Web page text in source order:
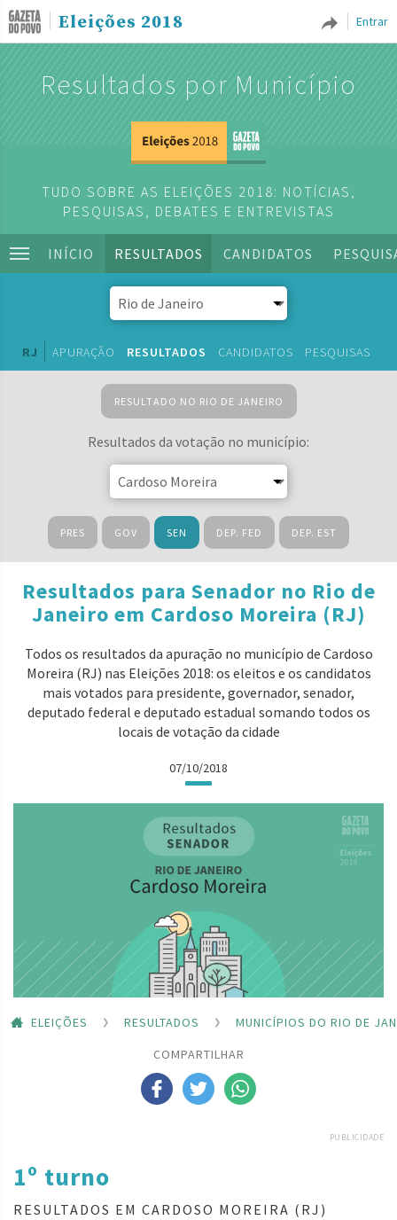
Entrar
Eleições 2018
Resultados por Município
TUDO SOBRE AS ELEIÇÕES 2018: NOTÍCIAS,
PESQUISAS, DEBATES E ENTREVISTAS
INÍCIO RESULTADOS CANDIDATOS
RJ APURAÇÃO RESULTADOS CANDIDATOS PESQUISAS
RESULTADO NO RIO DE JANEIRO
Resultados da votação no município:
PRES GOV SEN DEP. FED DEP. EST
Resultados para Senador no Rio de
Janeiro em Cardoso Moreira (RJ)
Todos os resultados da apuração no município de Cardoso
Moreira (RJ) nas Eleições 2018: os eleitos e os candidatos
mais votados para presidente, governador, senador,
deputado federal e deputado estadual somando todos os
locais de votação da cidade
07/10/2018
ELEIÇÕES RESULTADOS
MUNICÍPIOS DO RIO DE
COMPARTILHAR
PUBLICIDADE
1º turno
RESULTADOS EM CARDOSO MOREIRA (RJ)